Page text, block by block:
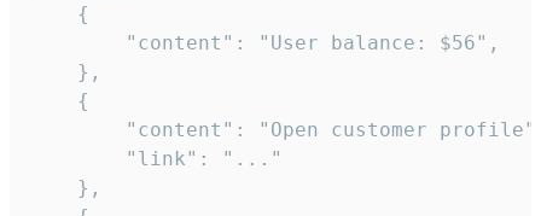
    {
        "content": "User balance: $56",
    },
    {
"content": "Open customer
        "link": "..."
    },